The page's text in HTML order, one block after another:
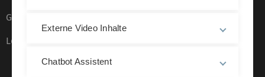
Gebärdensprache
Leichte Sprache
Externe Video Inhalte
Chatbot Assistent